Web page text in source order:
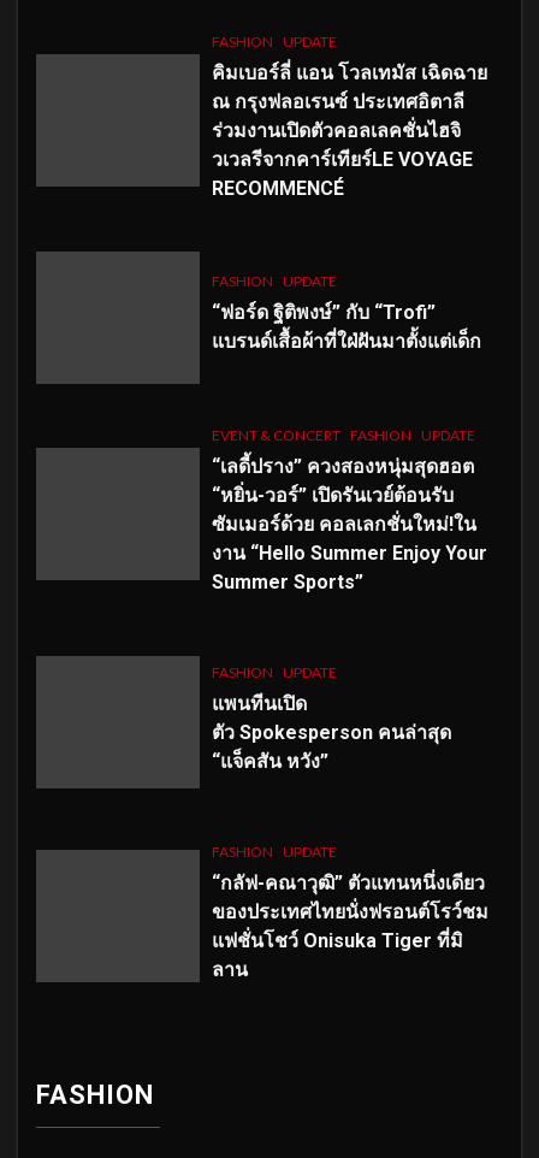
FASHION UPDATE
คิมเบอร์ลี่ แอน โวลเทมัส เฉิดฉาย
ณ กรุงฟลอเรนซ์ ประเทศอิตาลี
ร่วมงานเปิดตัวคอลเลคชั่นไฮจิ
วเวลรีจากคาร์เทียร์LE VOYAGE
RECOMMENCÉ
FASHION UPDATE
“ฟอร์ด ฐิติพงษ์” กับ “Trofi”
แบรนด์เสื้อผ้าที่ใฝ่ฝันมาตั้งแต่เด็ก
EVENT & CONCERT FASHION UPDATE
“เลดี้ปราง” ควงสองหนุ่มสุดฮอต
“หยิ่น-วอร์” เปิดรันเวย์ต้อนรับ
ซัมเมอร์ด้วย คอลเลกชั่นใหม่!ใน
งาน “Hello Summer Enjoy Your
Summer Sports”
FASHION UPDATE
แพนทีนเปิด
ตัว Spokesperson คนล่าสุด
“แจ็คสัน หวัง”
FASHION UPDATE
“กลัฟ-คณาวุฒิ” ตัวแทนหนึ่งเดียว
ของประเทศไทยนั่งฟรอนต์โรว์ชม
แฟชั่นโชว์ Onisuka Tiger ที่มิ
ลาน
FASHION